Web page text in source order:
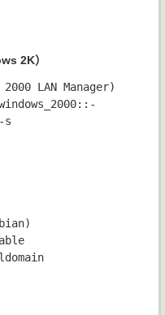
2K）
LAN Manager)